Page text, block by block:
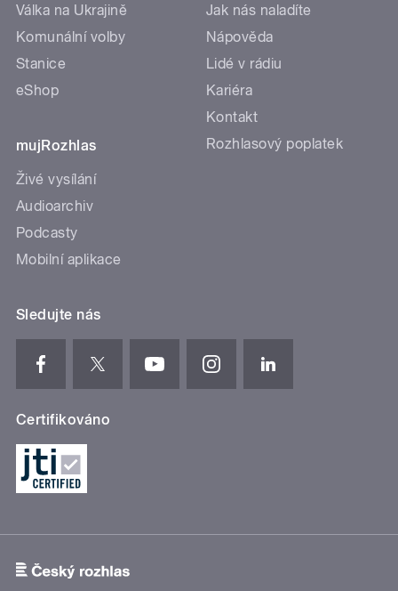
Válka na Ukrajině
Komunální volby
Stanice
eShop
mujRozhlas
Živé vysílání
Audioarchiv
Podcasty
Mobilní aplikace
Jak nás naladíte
Nápověda
Lidé v rádiu
Kariéra
Kontakt
Rozhlasový poplatek
Sledujte nás
Certifikováno